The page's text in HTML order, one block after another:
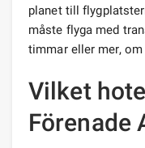
planet till
måste flyga med
timmar eller mer,
Vilket
Förenade